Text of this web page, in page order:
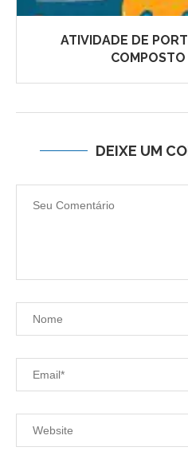
ATIVIDADE DE
DEIXE UM